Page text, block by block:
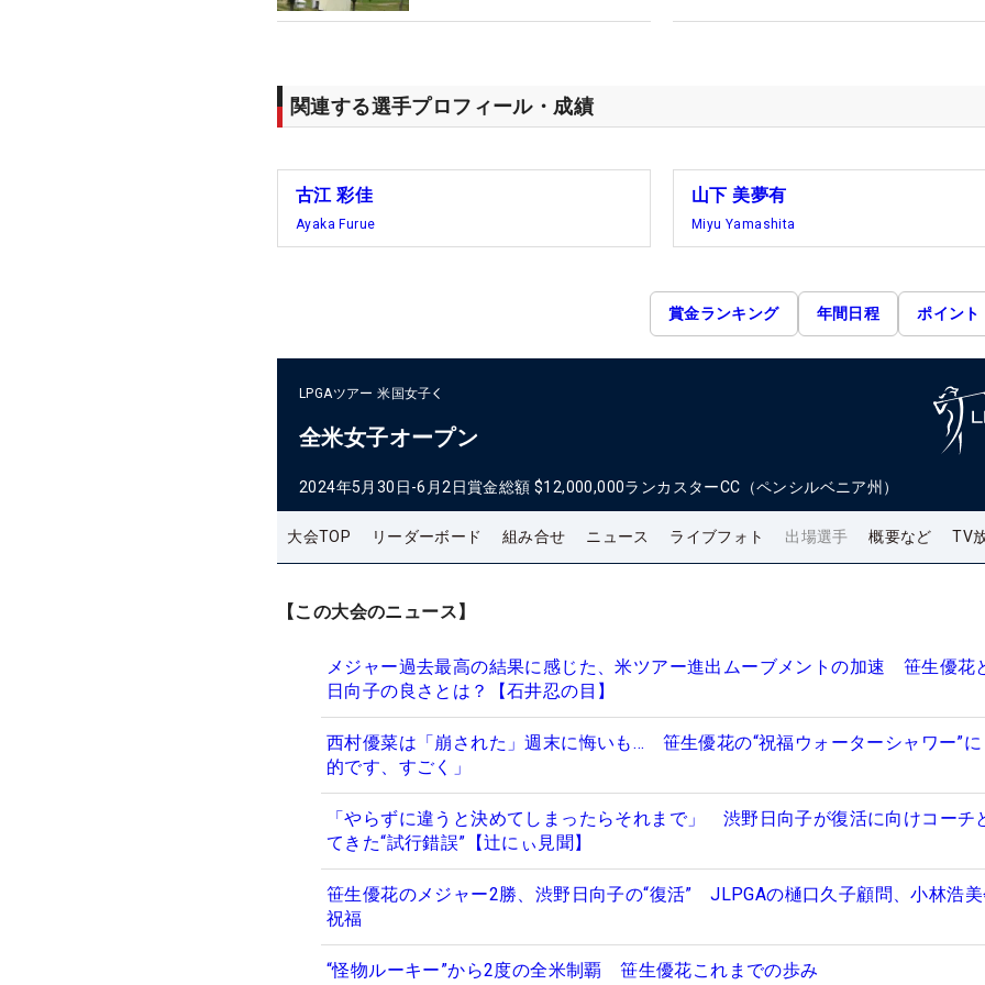
関連する選手プロフィール・成績
古江 彩佳
Ayaka Furue
山下 美夢有
Miyu Yamashita
賞金ランキング 年間日程 ポイント
LPGAツアー 米国女子
全米女子オープン
2024年5月30日-6月2日賞金総額 $12,000,000ランカスターCC（ペンシルベニア州）
大会TOP リーダーボード 組み合せ ニュース ライブフォト 出場選手 概要など TV
【この大会のニュース】
メジャー過去最高の結果に感じた、米ツアー進出ムーブメントの加速 笹生優花
日向子の良さとは？【石井忍の目】
西村優菜は「崩された」週末に悔いも… 笹生優花の“祝福ウォーターシャワー”
的です、すごく」
「やらずに違うと決めてしまったらそれまで」 渋野日向子が復活に向けコーチ
てきた“試行錯誤”【辻にぃ見聞】
笹生優花のメジャー2勝、渋野日向子の“復活” JLPGAの樋口久子顧問、小林浩
祝福
“怪物ルーキー”から2度の全米制覇 笹生優花これまでの歩み